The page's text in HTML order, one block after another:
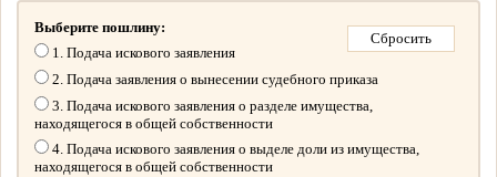
Выберите пошлину:
1. Подача искового заявления
2. Подача заявления о вынесении судебного приказа
3. Подача искового заявления о разделе имущества,
находящегося в общей собственности
4. Подача искового заявления о выделе доли из имущества,
находящегося в общей собственности